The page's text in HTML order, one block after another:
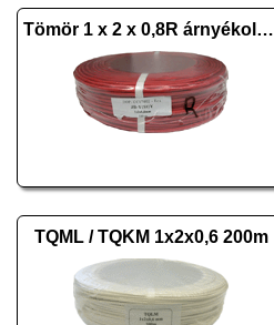
Tömör 1 x 2 x 0,8R árnyékolt réz
TQML / TQKM 1x2x0,6 200m